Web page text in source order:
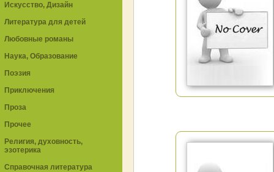
Искусство, Дизайн
Литература для детей
Любовные романы
Наука, Образование
Поэзия
Приключения
Проза
Прочее
Религия, духовность,
эзотерика
Справочная литература